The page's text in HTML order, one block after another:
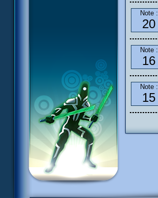
Note :
20
Note :
16
Note :
15